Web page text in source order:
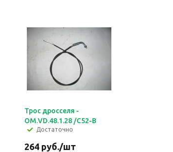
Трос дросселя -
ОМ.VD.48.1.28 /C52-В
Достаточно
264руб./шт